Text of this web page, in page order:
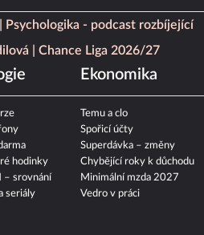
Psychologika - podcast rozbíjející
Chance Liga 2026/27
hodinky
– srovnání
seriály
Ekonomika
Temu a clo
Spořicí účty
Superdávka – změny
Chybějící roky k důchodu
Minimální mzda 2027
Vedro v práci